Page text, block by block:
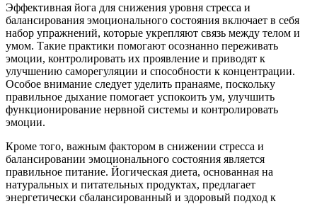
Эффективная йога для снижения уровня стресса и
балансирования эмоционального состояния включает в себя
набор упражнений, которые укрепляют связь между телом и
умом. Такие практики помогают осознанно переживать
эмоции, контролировать их проявление и приводят к
улучшению саморегуляции и способности к концентрации.
Особое внимание следует уделить пранаяме, поскольку
правильное дыхание помогает успокоить ум, улучшить
функционирование нервной системы и контролировать
эмоции.
Кроме того, важным фактором в снижении стресса и
балансировании эмоционального состояния является
правильное питание. Йогическая диета, основанная на
натуральных и питательных продуктах, предлагает
энергетически сбалансированный и здоровый подход к